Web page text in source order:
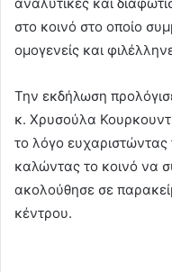
στο κοινό στο οποίο
ομογενείς και
Την εκδήλωση
κ. Χρυσούλα
το λόγο ευχαριστώντας
καλώντας το κοινό να
ακολούθησε σε
κέντρου.